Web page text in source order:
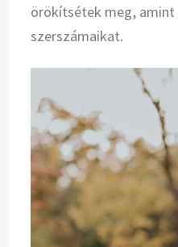
örökítsétek meg,
szerszámaikat.